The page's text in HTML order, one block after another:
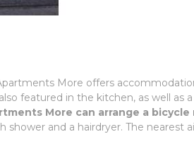
More offers
featured in the kitchen, as well as
More can arrange a bicycle
and a hairdryer. The nearest